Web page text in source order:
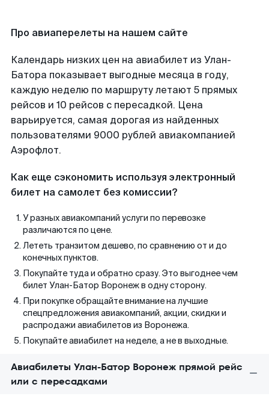
Про авиаперелеты на нашем сайте
Календарь низких цен на авиабилет из Улан-
Батора показывает выгодные месяца в году,
каждую неделю по маршруту летают 5 прямых
рейсов и 10 рейсов с пересадкой. Цена
варьируется, самая дорогая из найденных
пользователями 9000 рублей авиакомпанией
Аэрофлот.
Как еще сэкономить используя электронный
билет на самолет без комиссии?
У разных авиакомпаний услуги по перевозке
различаются по цене.
Лететь транзитом дешево, по сравнению от и до
конечных пунктов.
Покупайте туда и обратно сразу. Это выгоднее чем
билет Улан-Батор Воронеж в одну сторону.
При покупке обращайте внимание на лучшие
спецпредложения авиакомпаний, акции, скидки и
распродажи авиабилетов из Воронежа.
Покупайте авиабилет на неделе, а не в выходные.
Авиабилеты Улан-Батор Воронеж прямой рейс
или с пересадками